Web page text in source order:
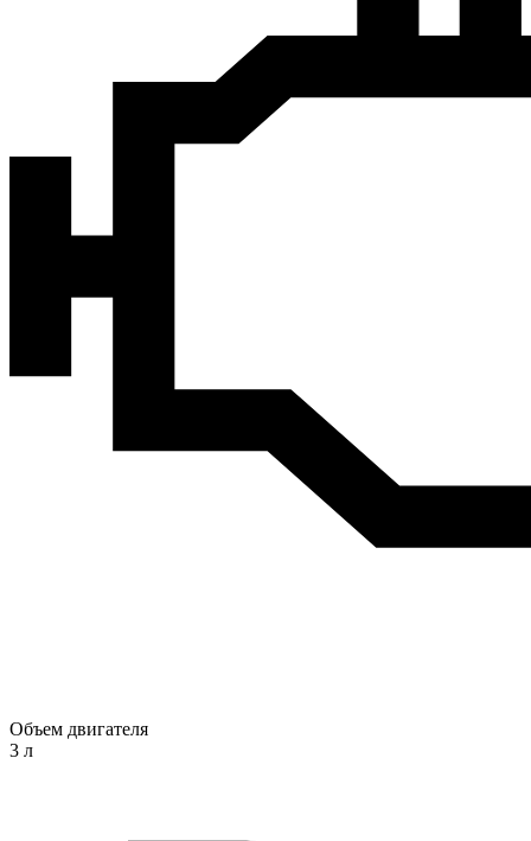
Объем двигателя
3 л